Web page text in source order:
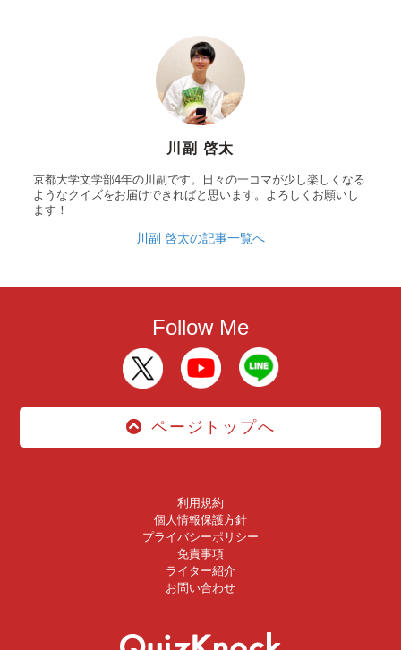
川副 啓太
京都大学文学部4年の川副です。日々の一コマが少し楽しくなる
ようなクイズをお届けできればと思います。よろしくお願いし
ます！
川副 啓太の記事一覧へ
Follow Me
ページトップへ
利用規約
個人情報保護方針
プライバシーポリシー
免責事項
ライター紹介
お問い合わせ